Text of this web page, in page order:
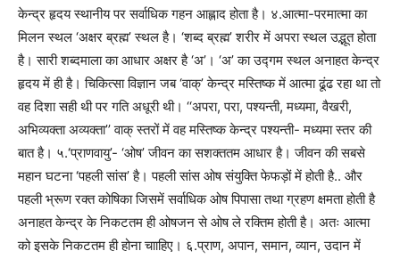
केन्द्र हृदय स्थानीय पर सर्वाधिक गहन आह्लाद होता है। ४.आत्मा-परमात्मा का
मिलन स्थल ‘अक्षर ब्रह्म’ स्थल है। ‘शब्द ब्रह्म’ शरीर में अपरा स्थल उद्भूत होता
है। सारी शब्दमाला का आधार अक्षर है ‘अ’। ‘अ’ का उद्गम स्थल अनाहत केन्द्र
हृदय में ही है। चिकित्सा विज्ञान जब ‘वाक्’ केन्द्र मस्तिष्क में आत्मा ढूंढ रहा था तो
वह दिशा सही थी पर गति अधूरी थी। ‘‘अपरा, परा, पश्यन्ती, मध्यमा, वैखरी,
अभिव्यक्ता अव्यक्ता’’ वाक् स्तरों में वह मस्तिष्क केन्द्र पश्यन्ती- मध्यमा स्तर की
बात है। ५.‘प्राणवायु’- ‘ओष’ जीवन का सशक्ततम आधार है। जीवन की सबसे
महान घटना ‘पहली सांस’ है। पहली सांस ओष संयुक्ति फेफड़ों में होती है.. और
पहली भ्रूण रक्त कोषिका जिसमें सर्वाधिक ओष पिपासा तथा ग्रहण क्षमता होती है
अनाहत केन्द्र के निकटतम ही ओषजन से ओष ले रक्तिम होती है। अतः आत्मा
को इसके निकटतम ही होना चााहिए। ६.प्राण, अपान, समान, व्यान, उदान में